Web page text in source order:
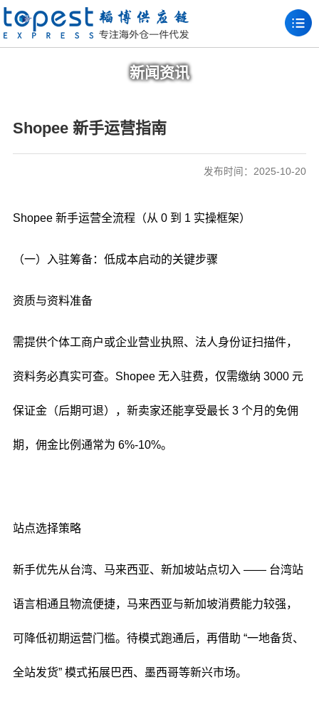
新闻资讯
Shopee 新手运营指南
发布时间：2025-10-20
Shopee 新手运营全流程（从 0 到 1 实操框架）
（一）入驻筹备：低成本启动的关键步骤
资质与资料准备
需提供个体工商户或企业营业执照、法人身份证扫描件，
资料务必真实可查。Shopee 无入驻费，仅需缴纳 3000 元
保证金（后期可退），新卖家还能享受最长 3 个月的免佣
期，佣金比例通常为 6%-10%。
站点选择策略
新手优先从台湾、马来西亚、新加坡站点切入 —— 台湾站
语言相通且物流便捷，马来西亚与新加坡消费能力较强，
可降低初期运营门槛。待模式跑通后，再借助 “一地备货、
全站发货” 模式拓展巴西、墨西哥等新兴市场。